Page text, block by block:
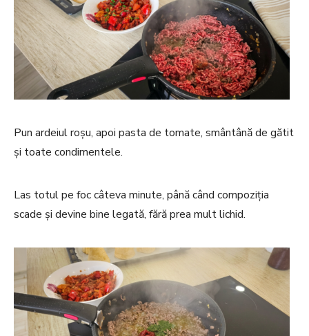
Pun ardeiul roșu, apoi pasta de tomate, smântână de gătit
și toate condimentele.
Las totul pe foc câteva minute, până când compoziția
scade și devine bine legată, fără prea mult lichid.